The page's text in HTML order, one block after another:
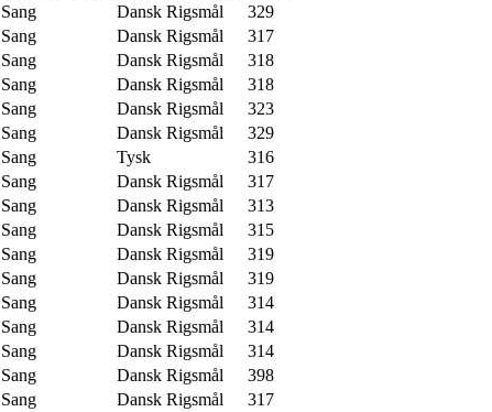
Sang Dansk Rigsmål
329
Sang Dansk Rigsmål
317
Sang Dansk Rigsmål
318
Sang Dansk Rigsmål
318
Sang Dansk Rigsmål
323
Sang Dansk Rigsmål
329
Sang Tysk
316
Sang Dansk Rigsmål
317
Sang Dansk Rigsmål
313
Sang Dansk Rigsmål
315
Sang Dansk Rigsmål
319
Sang Dansk Rigsmål
319
Sang Dansk Rigsmål
314
Sang Dansk Rigsmål
314
Sang Dansk Rigsmål
314
Sang Dansk Rigsmål
398
Sang Dansk Rigsmål
317